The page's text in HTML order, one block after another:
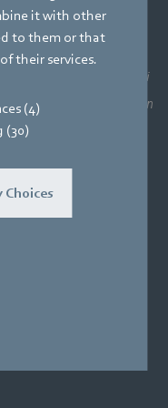
it with other
to them or that
their services.
(4)
(30)
Choices
und
Elektronik
stehen bei
zueinander. Denn
höchst effizient zu